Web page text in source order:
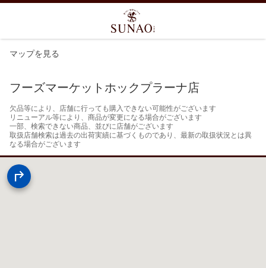
マップを見る
フーズマーケットホックプラーナ店
欠品等により、店舗に行っても購入できない可能性がございます
リニューアル等により、商品が変更になる場合がございます
一部、検索できない商品、並びに店舗がございます
取扱店舗検索は過去の出荷実績に基づくものであり、最新の取扱状況とは異
なる場合がございます